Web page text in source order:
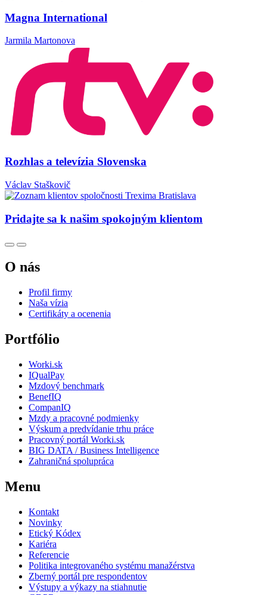
Magna International
Jarmila Martonova
Rozhlas a televízia Slovenska
Václav Staškovič
Pridajte sa k našim spokojným klientom
O nás
Profil firmy
Naša vízia
Certifikáty a ocenenia
Portfólio
Worki.sk
IQualPay
Mzdový benchmark
BenefIQ
CompanIQ
Mzdy a pracovné podmienky
Výskum a predvídanie trhu práce
Pracovný portál Worki.sk
BIG DATA / Business Intelligence
Zahraničná spolupráca
Menu
Kontakt
Novinky
Etický Kódex
Kariéra
Referencie
Politika integrovaného systému manažérstva
Zberný portál pre respondentov
Výstupy a výkazy na stiahnutie